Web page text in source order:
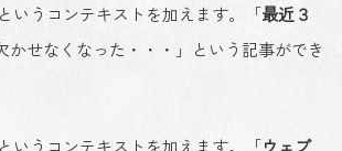
いうコンテキストを加えます。「最近３
かせなくなった・・・」という記事ができ
いうコンテキストを加えます。「ウェブ